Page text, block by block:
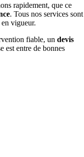
rapidement, que ce
. Tous nos services sont
vigueur.
fiable, un devis
est entre de bonnes